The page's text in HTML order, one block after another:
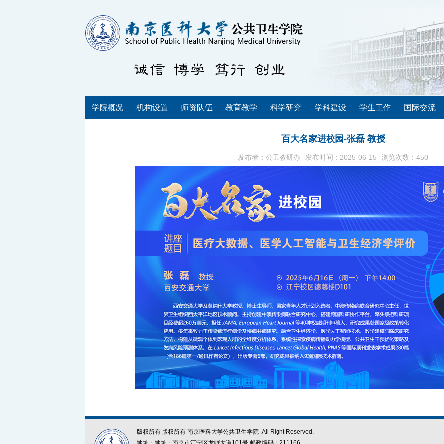
学院概况 机构设置 师资队伍 教育教学 科学研究 学科建设 学生工作 国际交流
百大名家进校园-张磊 教授
发布者：公卫教研办 发布时间：2025-06-15 浏览次数： 450
版权所有 版权所有 南京医科大学公共卫生学院 ,All Right Reserved.
地址：地址：南京市江宁区龙眠大道101号 邮政编码：211166